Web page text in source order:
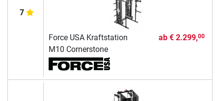
7
Force USA Kraftstation
M10 Cornerstone
ab € 2.299,00